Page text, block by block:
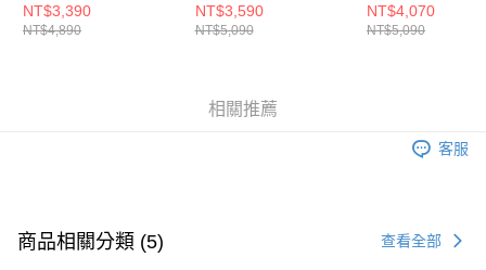
IG6649
NT$3,390
NT$4,890
球鞋 JQ9453
NT$3,590
NT$5,090
球鞋 JQ9422
NT$4,070
NT$5,090
相關推薦
客服
商品相關分類 (5) 查看全部